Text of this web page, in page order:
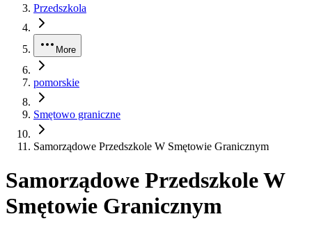
Przedszkola
More
pomorskie
Smętowo graniczne
Samorządowe Przedszkole W Smętowie Granicznym
Samorządowe Przedszkole W
Smętowie Granicznym